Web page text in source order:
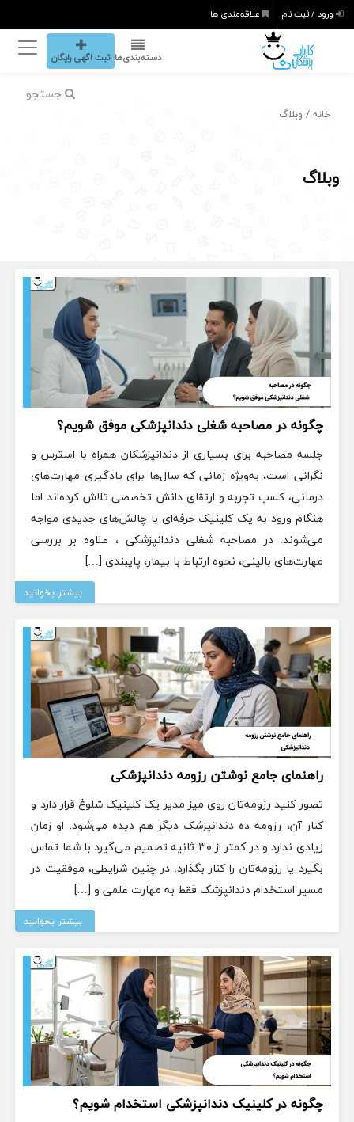
ورود / ثبت نام علاقه‌مندی ها
دسته‌بندی‌ها ثبت اگهی رایگان
جستجو
خانه / وبلاگ
وبلاگ
چگونه در مصاحبه شغلی دندانپزشکی موفق شویم؟
جلسه مصاحبه برای بسیاری از دندانپزشکان همراه با استرس و
نگرانی است، به‌ویژه زمانی که سال‌ها برای یادگیری مهارت‌های
درمانی، کسب تجربه و ارتقای دانش تخصصی تلاش کرده‌اند اما
هنگام ورود به یک کلینیک حرفه‌ای با چالش‌های جدیدی مواجه
می‌شوند. در مصاحبه شغلی دندانپزشکی ، علاوه بر بررسی
مهارت‌های بالینی، نحوه ارتباط با بیمار، پایبندی […]
بیشتر بخوانید
راهنمای جامع نوشتن رزومه دندانپزشکی
تصور کنید رزومه‌تان روی میز مدیر یک کلینیک شلوغ قرار دارد و
کنار آن، رزومه ده دندانپزشک دیگر هم دیده می‌شود. او زمان
زیادی ندارد و در کمتر از ۳۰ ثانیه تصمیم می‌گیرد با شما تماس
بگیرد یا رزومه‌تان را کنار بگذارد. در چنین شرایطی، موفقیت در
مسیر استخدام دندانپزشک فقط به مهارت علمی و […]
بیشتر بخوانید
چگونه در کلینیک دندانپزشکی استخدام شویم؟